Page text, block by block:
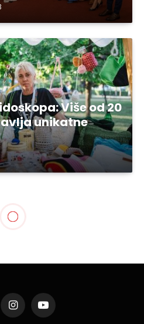
Više od 20
unikatne
Dirty Angels
Kids
Show” za